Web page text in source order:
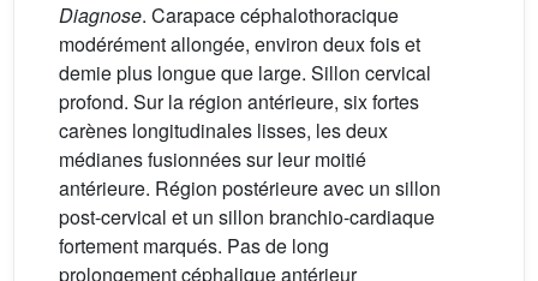
Diagnose. Carapace céphalothoracique
modérément allongée, environ deux fois et
demie plus longue que large. Sillon cervical
profond. Sur la région antérieure, six fortes
carènes longitudinales lisses, les deux
médianes fusionnées sur leur moitié
antérieure. Région postérieure avec un sillon
post-cervical et un sillon branchio-cardiaque
fortement marqués. Pas de long
prolongement céphalique antérieur